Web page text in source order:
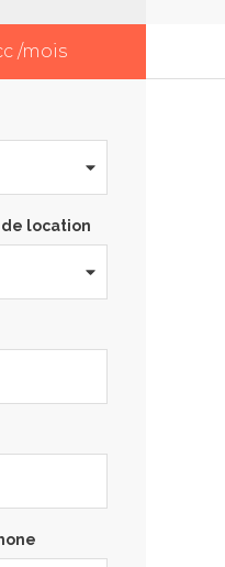
/mois
de location